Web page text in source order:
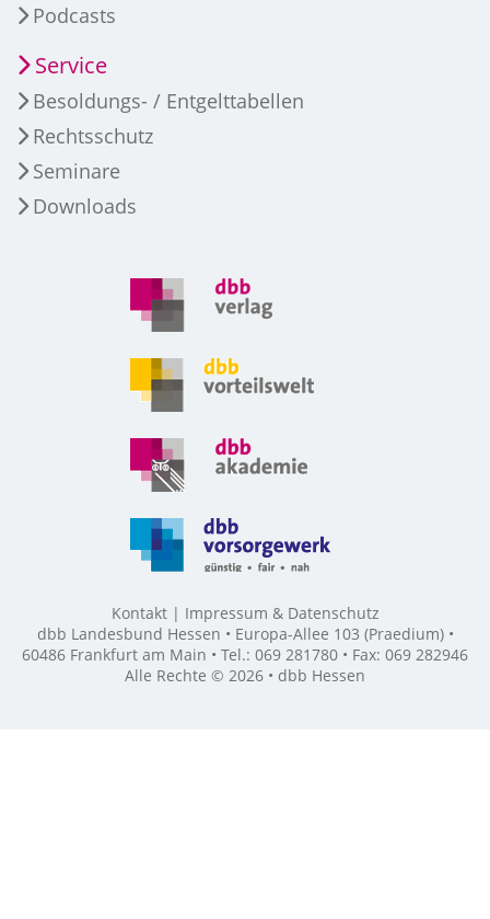
Podcasts
Service
Besoldungs- / Entgelttabellen
Rechtsschutz
Seminare
Downloads
Kontakt
Impressum & Datenschutz
dbb Landesbund Hessen • Europa-Allee 103 (Praedium) •
60486 Frankfurt am Main • Tel.: 069 281780 • Fax: 069 282946
Alle Rechte © 2026 • dbb Hessen